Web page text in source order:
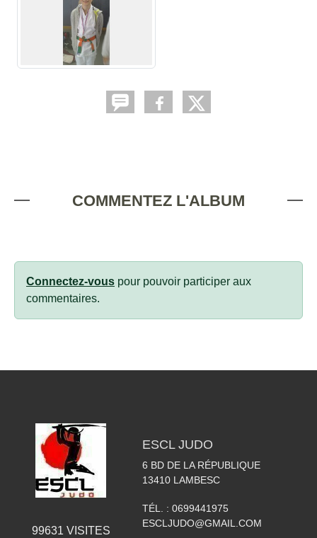
COMMENTEZ L'ALBUM
Connectez-vous pour pouvoir participer aux
commentaires.
99631 VISITES
ESCL JUDO
6 BD DE LA RÉPUBLIQUE
13410 LAMBESC
TÉL. : 0699441975
ESCLJUDO@GMAIL.COM